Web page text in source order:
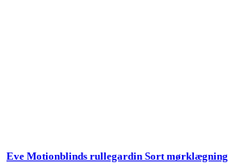
Eve Motionblinds rullegardin Sort mørklægning